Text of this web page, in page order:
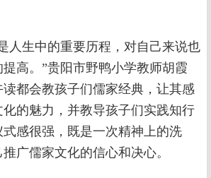
人生中的重要历程，对自己来说也
高。”贵阳市野鸭小学教师胡霞
都会教孩子们儒家经典，让其感
的魅力，并教导孩子们实践知行
感很强，既是一次精神上的洗
广儒家文化的信心和决心。